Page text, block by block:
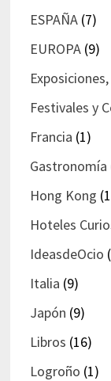
ESPAÑA(7)
EUROPA(9)
Festivales y
Francia (1)
Gastronomía
Hong Kong
Hoteles
IdeasdeOcio
Italia (9)
Japón (9)
Libros (16)
Logroño (1)